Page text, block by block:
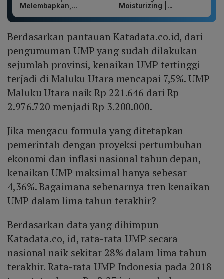
Melembapkan,...
Moisturizing |...
Berdasarkan pantauan Katadata.co.id, dari
pengumuman UMP yang sudah dilakukan
sejumlah provinsi, kenaikan UMP tertinggi
terjadi di Maluku Utara mencapai 7,5%. UMP
Maluku Utara naik Rp 221.646 dari Rp
2.976.720 menjadi Rp 3.200.000.
Jika mengacu formula yang ditetapkan
pemerintah dengan proyeksi pertumbuhan
ekonomi dan inflasi nasional tahun depan,
kenaikan UMP maksimal hanya sebesar
4,36%. Bagaimana sebenarnya tren kenaikan
UMP dalam lima tahun terakhir?
Berdasarkan data yang dihimpun
Katadata.co, id, rata-rata UMP secara
nasional naik sekitar 28% dalam lima tahun
terakhir. Rata-rata UMP Indonesia pada 2018